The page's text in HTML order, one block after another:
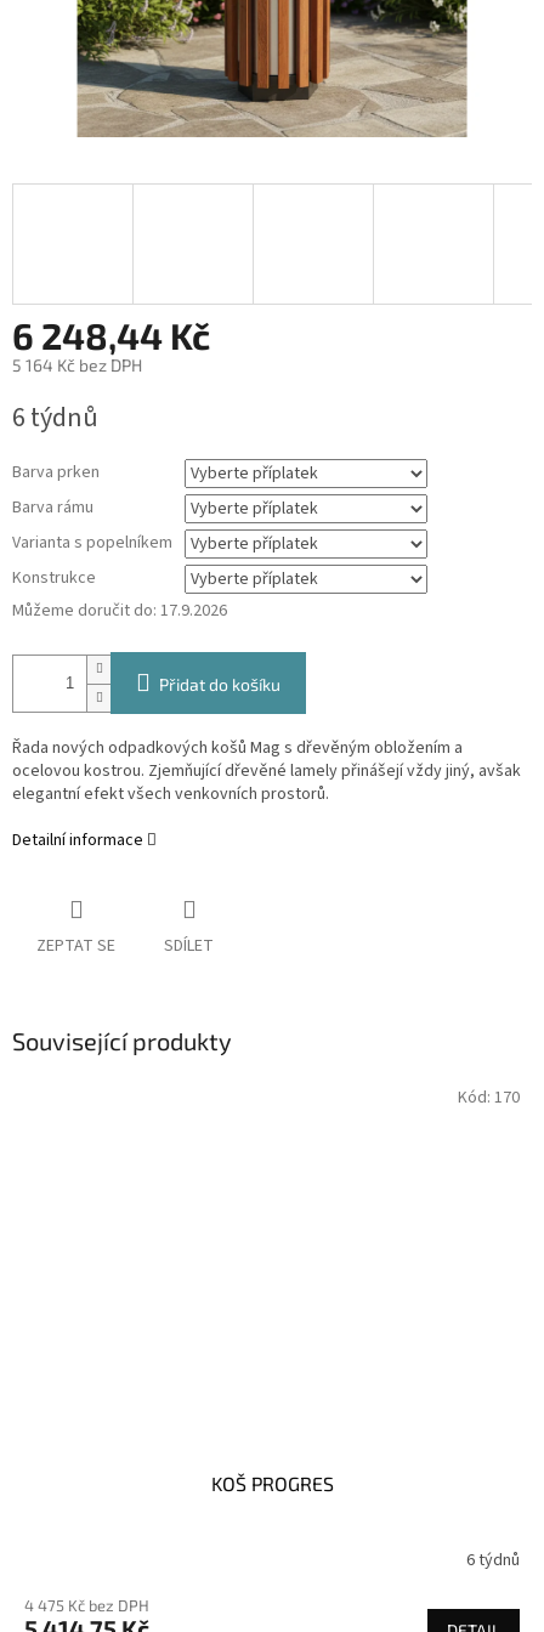
6 248,44 Kč
5 164 Kč bez DPH
cena:
6 týdnů
Barva prken
Barva rámu
Varianta s popelníkem
Konstrukce
Můžeme doručit do: 17.9.2026
Přidat do košíku
Řada nových odpadkových košů Mag s dřevěným obložením a
ocelovou kostrou. Zjemňující dřevěné lamely přinášejí vždy jiný, avšak
elegantní efekt všech venkovních prostorů.
Detailní informace
ZEPTAT SE SDÍLET
Související produkty
KOŠ PROGRES
6 týdnů
4 475 Kč bez DPH
Kód: 170